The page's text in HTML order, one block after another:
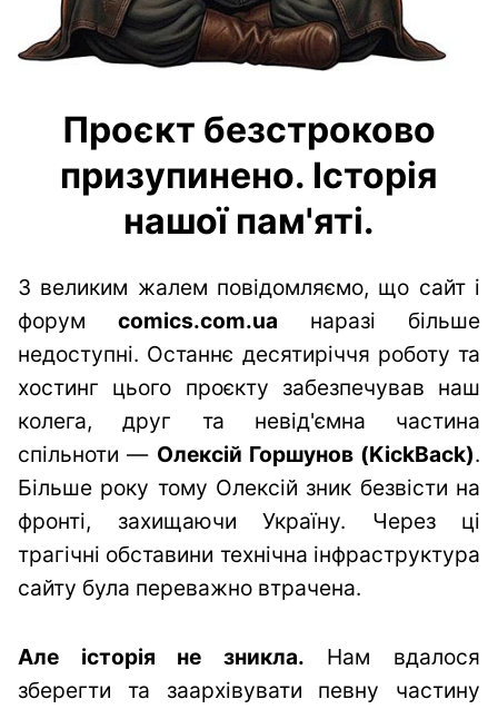
Проєкт безстроково
призупинено. Історія
нашої пам'яті.
З великим жалем повідомляємо, що сайт і
форум comics.com.ua наразі більше
недоступні. Останнє десятиріччя роботу та
хостинг цього проєкту забезпечував наш
колега, друг та невід'ємна частина
спільноти — Олексій Горшунов (KickBack).
Більше року тому Олексій зник безвісти на
фронті, захищаючи Україну. Через ці
трагічні обставини технічна інфраструктура
сайту була переважно втрачена.
Але історія не зникла. Нам вдалося
зберегти та заархівувати певну частину